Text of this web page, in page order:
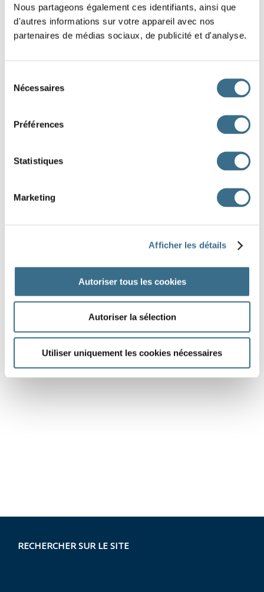
Nous partageons également ces identifiants, ainsi que
d'autres informations sur votre appareil avec nos
partenaires de médias sociaux, de publicité et d'analyse.
Nécessaires
Préférences
Statistiques
Marketing
Afficher les détails
Autoriser tous les cookies
Autoriser la sélection
Utiliser uniquement les cookies nécessaires
La rentre fatiguée de sa patrouille.
sur la table.
Avec mes amis, nous formons un bon
DONE!
RECHERCHER SUR LE SITE